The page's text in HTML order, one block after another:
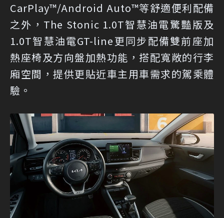
CarPlay™/Android Auto™等舒適便利配備
之外，The Stonic 1.0T智慧油電驚豔版及
1.0T智慧油電GT-line更同步配備雙前座加
熱座椅及方向盤加熱功能，搭配寬敞的行李
廂空間，提供更貼近車主用車需求的駕乘體
驗。